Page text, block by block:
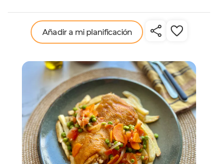
Añadir a mi planificación